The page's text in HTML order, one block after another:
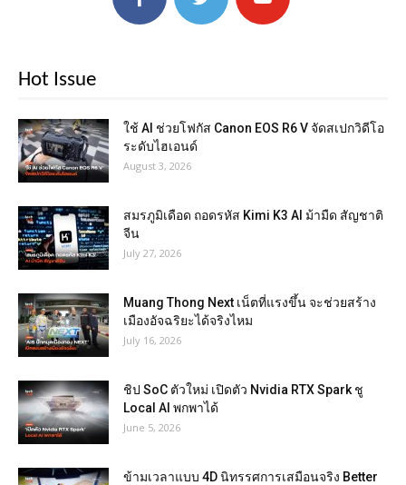
Hot Issue
ใช้ AI ช่วยโฟกัส Canon EOS R6 V จัดสเปกวิดีโอ
ระดับไฮเอนด์
August 3, 2026
สมรภูมิเดือด ถอดรหัส Kimi K3 AI ม้ามืด สัญชาติ
จีน
July 27, 2026
Muang Thong Next เน็ตที่แรงขึ้น จะช่วยสร้าง
เมืองอัจฉริยะได้จริงไหม
July 16, 2026
ชิป SoC ตัวใหม่ เปิดตัว Nvidia RTX Spark ชู
Local AI พกพาได้
June 5, 2026
ข้ามเวลาแบบ 4D นิทรรศการเสมือนจริง Better